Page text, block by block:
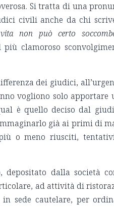
Si tratta di una
civili anche da chi
non può certo
clamoroso
dei giudici,
vogliono solo
è quello deciso dal
già ai primi di
o meno riusciti,
dalla società
ad attività di
sede cautelare, per